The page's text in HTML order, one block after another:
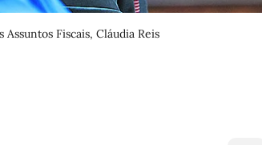
Fiscais, Cláudia Reis